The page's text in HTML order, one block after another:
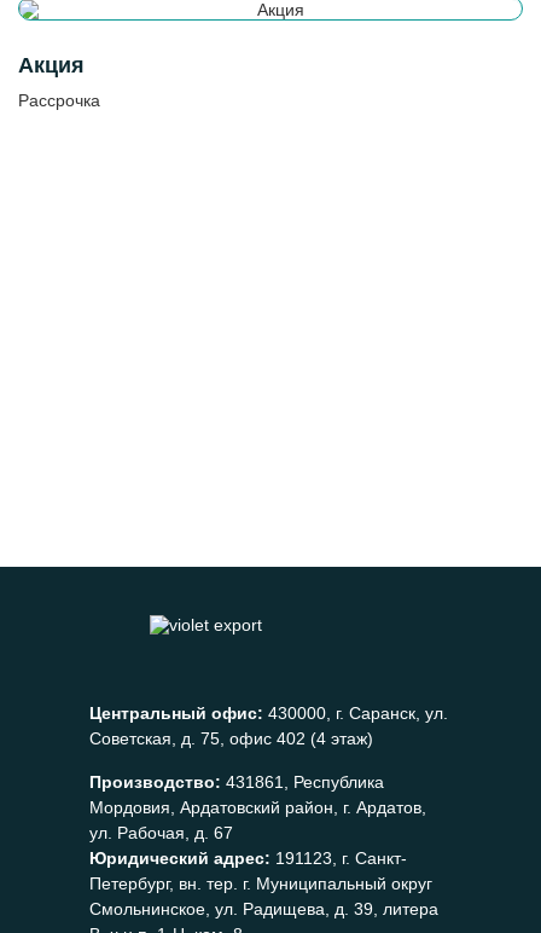
Акция
Рассрочка
Центральный офис: 430000, г. Саранск, ул.
Советская, д. 75, офис 402 (4 этаж)
Производство: 431861, Республика
Мордовия, Ардатовский район, г. Ардатов,
ул. Рабочая, д. 67
Юридический адрес: 191123, г. Санкт-
Петербург, вн. тер. г. Муниципальный округ
Смольнинское, ул. Радищева, д. 39, литера